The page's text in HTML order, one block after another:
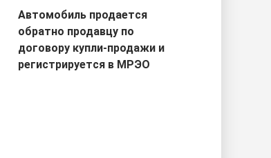
Автомобиль продается
обратно продавцу по
договору купли-продажи и
регистрируется в МРЭО